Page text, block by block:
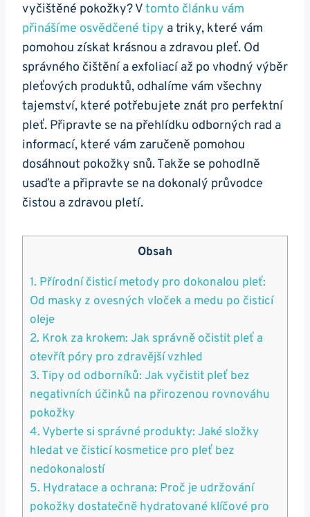
vyčištěné pokožky? ⁤Vtomto článku ⁢vám
přinášíme osvědčené⁣ tipy a triky, které vám
pomohou získat‌ krásnou a⁢ zdravou pleť. ⁢Od
správného čištění a exfoliací až po⁢ vhodný výběr
pleťových produktů,⁤ odhalíme vám všechny
tajemství, které potřebujete znát pro perfektní
pleť.⁣ Připravte se‌ na přehlídku odborných​ rad a
informací, které vám ‌zaručeně pomohou
dosáhnout‍ pokožky ⁢snů. Takže se pohodlně
⁣usaďte a připravte se ‍na ⁤dokonalý průvodce​
čistou a zdravou pletí.
Obsah
1. ⁢Přírodní čisticí metody pro dokonalou pleť:
Od masky z‌ ovesných vloček ⁣a medu po čisticí
oleje
2.⁣ Krok za krokem: Jak správně očistit pleť a
otevřít póry​ pro‍ zdravější vzhled
3. ‍Tipy od odborníků:​ Jak vyčistit pleť bez
negativních účinků na ⁤přirozenou rovnováhu
pokožky
4. Vyberte si ⁣správné‌ produkty: Jaké složky
⁣hledat ve čisticí kosmetice pro‍ pleť​ bez
⁤nedokonalostí
5. Hydratace a‍ ochrana: Proč je⁣ udržování
pokožky⁣ dostatečně hydratované⁣ klíčové pro